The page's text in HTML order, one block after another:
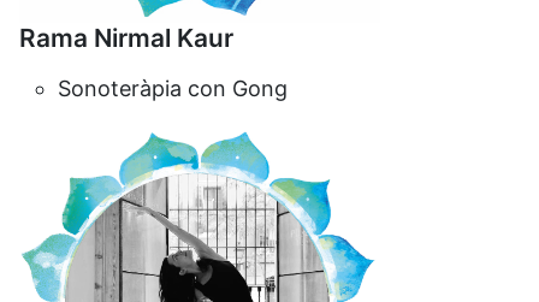
Rama Nirmal Kaur
Sonoteràpia con Gong